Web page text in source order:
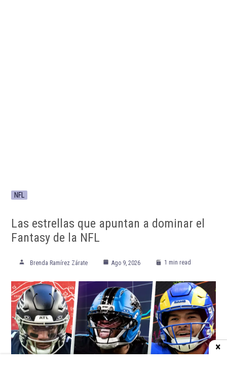
NFL
Las estrellas que apuntan a dominar el
Fantasy de la NFL
Brenda Ramírez Zárate Ago 9, 2026 1 min read